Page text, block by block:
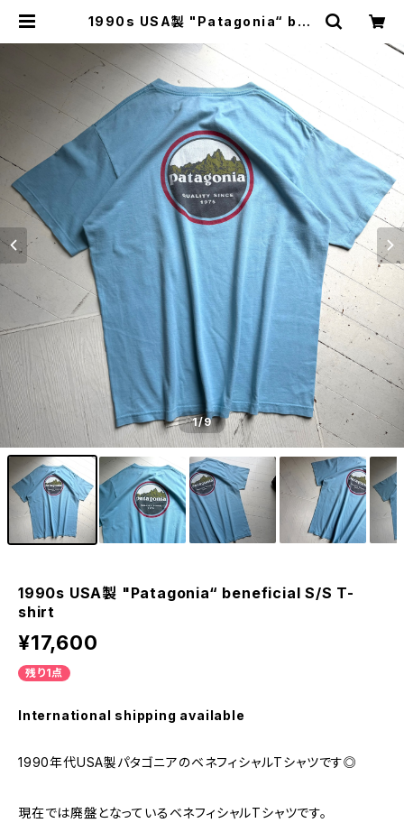
1990s USA製 "Patagonia“ ben
L
1/9
1990s USA製 "Patagonia“ beneficial S/S T-
shirt
¥17,600
残り1点
International shipping available
1990年代USA製パタゴニアのベネフィシャルTシャツです◎
現在では廃盤となっているベネフィシャルTシャツです。